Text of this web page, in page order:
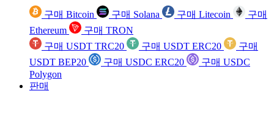
구매 Bitcoin 구매 Solana 구매 Litecoin
구매
Ethereum
구매 TRON
구매 USDT TRC20
구매 USDT ERC20
구매
USDT BEP20
구매 USDC ERC20
구매 USDC
Polygon
판매